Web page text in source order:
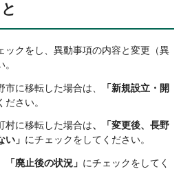
ックをし、異動事項の内容と変更（異
に移転した場合は、
「新規設立・開
さい。
村に移転した場合は、「変更後、長野
」 にチェックをしてください。
「廃止後の状況」 にチェックをしてく